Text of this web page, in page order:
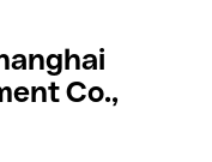
Co.,